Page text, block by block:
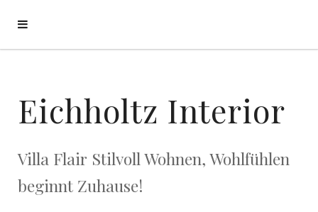
Eichholtz Interior
Villa Flair Stilvoll Wohnen, Wohlfühlen
beginnt Zuhause!